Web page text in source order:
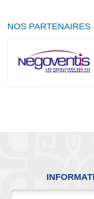
NOS PARTENAIRES